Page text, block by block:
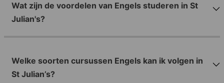
Wat zijn de voordelen van Engels studeren in St
Julian's?
Welke soorten cursussen Engels kan ik volgen in
St Julian’s?